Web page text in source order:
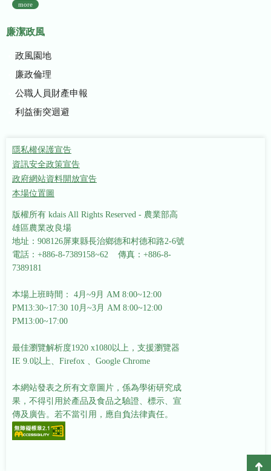
more
廉潔政風
政風園地
廉政倫理
公職人員財產申報
利益衝突迴避
隱私權保護宣告
資訊安全政策宣告
政府網站資料開放宣告
本場位置圖
版權所有 kdais All Rights Reserved - 農業部高
雄區農業改良場
地址：908126屏東縣長治鄉德和村德和路2-6號
電話：+886-8-7389158~62 傳真：+886-8-
7389181
本場上班時間： 4月~9月 AM 8:00~12:00
PM13:30~17:30 10月~3月 AM 8:00~12:00
PM13:00~17:00
最佳瀏覽解析度1920 x1080以上，支援瀏覽器
IE 9.0以上、Firefox 、Google Chrome
本網站發表之所有文章圖片，係為學術研究成
果，不得引用於產品及食品之驗證、標示、宣
傳及廣告。若不當引用，應自負法律責任。